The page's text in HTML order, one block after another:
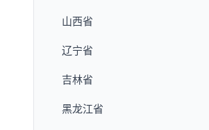
山西省
辽宁省
吉林省
黑龙江省